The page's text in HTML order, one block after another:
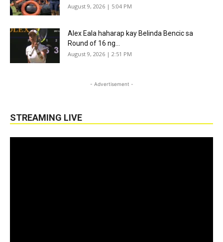
August 9, 2026 | 5:04 PM
Alex Eala haharap kay Belinda Bencic sa
Round of 16 ng...
August 9, 2026 | 2:51 PM
- Advertisement -
STREAMING LIVE